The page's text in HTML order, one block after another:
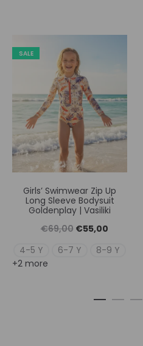
SALE
Girls’ Swimwear Zip Up
Long Sleeve Bodysuit
Goldenplay | Vasiliki
€69,00 Original
price
€55,00Η
τρέχουσα
€55,00.
4-5 Y 6-7 Y
8-9 Y
+2 more